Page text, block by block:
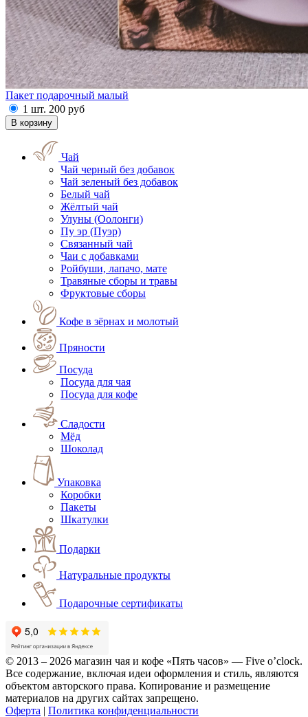
Пакет подарочный малый
1 шт. 200 руб
Чай
Чай черный без добавок
Чай зеленый без добавок
Белый чай
Жёлтый чай
Улуны (Оолонги)
Пу эр (Пуэр)
Связанный чай
Чаи с добавками
Ройбуши, лапачо, мате
Травяные сборы и травы
Фруктовые сборы
Кофе в зёрнах и молотый
Пряности
Посуда
Посуда для чая
Посуда для кофе
Сладости
Мёд
Шоколад
Упаковка
Коробки
Пакеты
Шкатулки
Подарки
Натуральные продукты
Подарочные сертификаты
© 2013 – 2026 магазин чая и кофе «Пять часов» — Five o’clock.
Все содержание, включая идеи оформления и стиль, являются
объектом авторского права. Копирование и размещение
материалов на других сайтах запрещено.
Оферта | Политика конфиденциальности